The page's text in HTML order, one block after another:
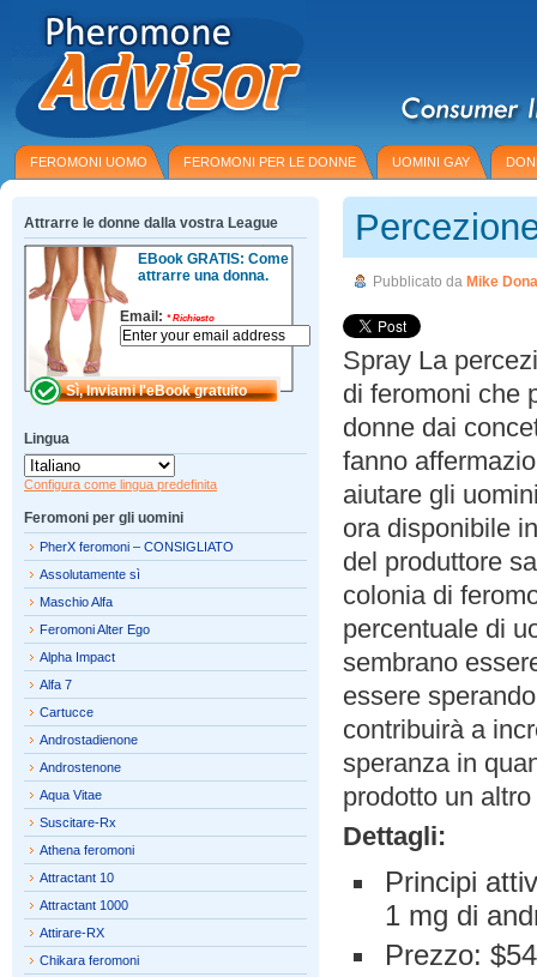
FEROMONI UOMO FEROMONI PER LE DONNE UOMINI GAY
Pubblicato da Mike
Spray La
di feromoni che
donne dai
fanno
aiutare gli
ora disponibile
del produttore
colonia di
percentuale di
sembrano
essere
contribuirà a
speranza in
prodotto un
Dettagli:
Principi
1 mg di
Prezzo:
Attrarre le donne dalla vostra League
EBook GRATIS: Come
attrarre una donna.
Email: *Richiesto
Lingua
Configura come lingua predefinita
Feromoni per gli uomini
PherX feromoni – CONSIGLIATO
Assolutamente sì
Maschio Alfa
Feromoni Alter Ego
Alpha Impact
Alfa 7
Cartucce
Androstadienone
Androstenone
Aqua Vitae
Suscitare-Rx
Athena feromoni
Attractant 10
Attractant 1000
Attirare-RX
Chikara feromoni